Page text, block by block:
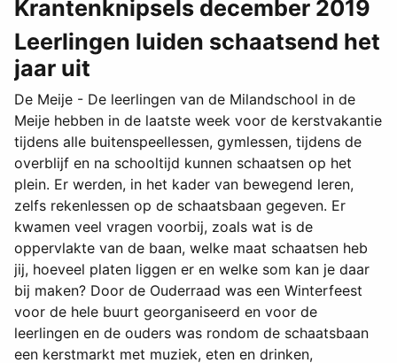
Krantenknipsels december 2019
Leerlingen luiden schaatsend het
jaar uit
De Meije - De leerlingen van de Milandschool in de
Meije hebben in de laatste week voor de kerstvakantie
tijdens alle buitenspeellessen, gymlessen, tijdens de
overblijf en na schooltijd kunnen schaatsen op het
plein. Er werden, in het kader van bewegend leren,
zelfs rekenlessen op de schaatsbaan gegeven. Er
kwamen veel vragen voorbij, zoals wat is de
oppervlakte van de baan, welke maat schaatsen heb
jij, hoeveel platen liggen er en welke som kan je daar
bij maken? Door de Ouderraad was een Winterfeest
voor de hele buurt georganiseerd en voor de
leerlingen en de ouders was rondom de schaatsbaan
een kerstmarkt met muziek, eten en drinken,